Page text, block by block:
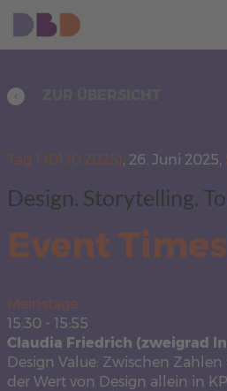
Tag 1 (01.10.2025), 26. Juni 2025,
Design. Storytelling.
Event
Mainstage
15:30 - 15:55
Claudia Friedrich (zweigrad
Design Value: Zwischen
der Wert von Design allein in